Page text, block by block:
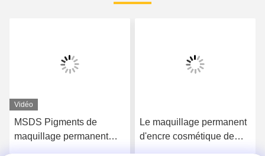
Vidéo
MSDS Pigments de
maquillage permanent
Le maquillage permanent
d'encre cosmétique de